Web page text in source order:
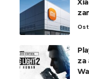
za